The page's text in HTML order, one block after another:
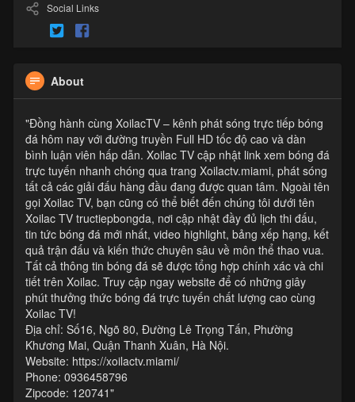
Social Links
About
"Đồng hành cùng XoilacTV – kênh phát sóng trực tiếp bóng
đá hôm nay với đường truyền Full HD tốc độ cao và dàn
bình luận viên hấp dẫn. Xoilac TV cập nhật link xem bóng đá
trực tuyến nhanh chóng qua trang Xoilactv.miami, phát sóng
tất cả các giải đấu hàng đầu đang được quan tâm. Ngoài tên
gọi Xoilac TV, bạn cũng có thể biết đến chúng tôi dưới tên
Xoilac TV tructiepbongda, nơi cập nhật đầy đủ lịch thi đấu,
tin tức bóng đá mới nhất, video highlight, bảng xếp hạng, kết
quả trận đấu và kiến thức chuyên sâu về môn thể thao vua.
Tất cả thông tin bóng đá sẽ được tổng hợp chính xác và chi
tiết trên Xoilac. Truy cập ngay website để có những giây
phút thưởng thức bóng đá trực tuyến chất lượng cao cùng
Xoilac TV!
Địa chỉ: Số16, Ngõ 80, Đường Lê Trọng Tấn, Phường
Khương Mai, Quận Thanh Xuân, Hà Nội.
Website: https://xoilactv.miami/
Phone: 0936458796
Zipcode: 120741"